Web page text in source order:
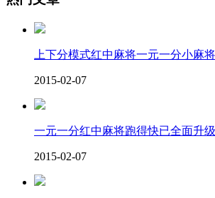
上下分模式红中麻将一元一分小麻
2015-02-07
一元一分红中麻将跑得快已全面升级
2015-02-07